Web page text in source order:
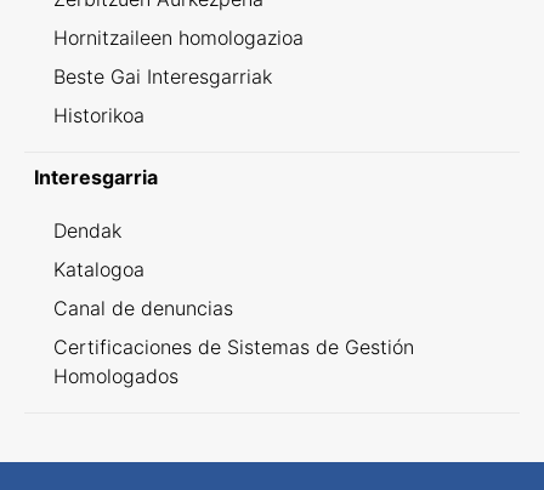
Hornitzaileen homologazioa
Beste Gai Interesgarriak
Historikoa
Interesgarria
Dendak
Katalogoa
Canal de denuncias
Certificaciones de Sistemas de Gestión
Homologados